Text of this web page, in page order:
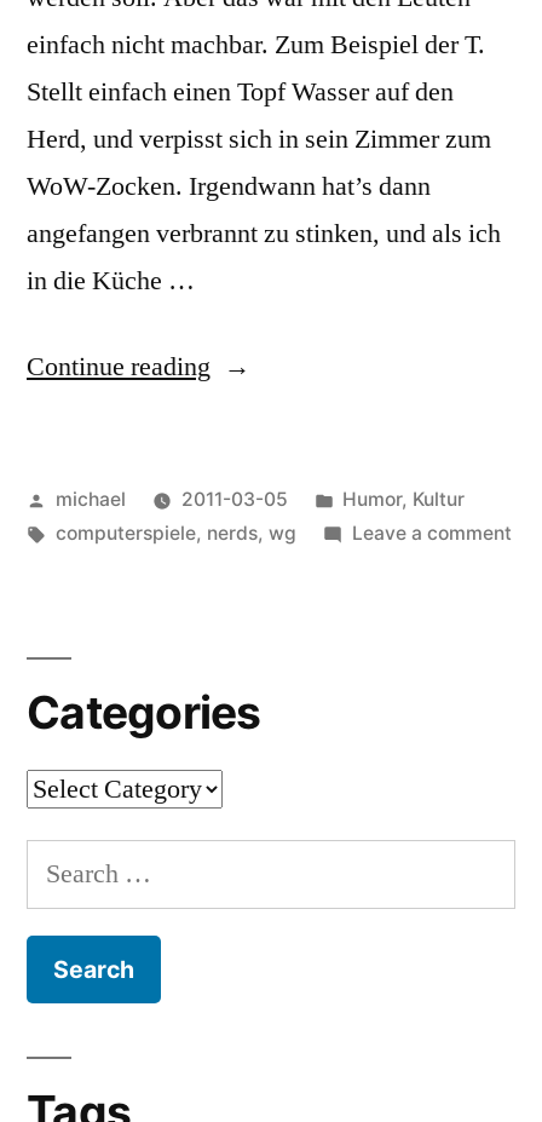
einfach nicht machbar. Zum Beispiel der T.
Stellt einfach einen Topf Wasser auf den
Herd, und verpisst sich in sein Zimmer zum
WoW-Zocken. Irgendwann hat’s dann
angefangen verbrannt zu stinken, und als ich
in die Küche …
Continue reading Pro
Nerd-
WGs
Posted
by
michael 2011-03-05
Posted
in
Humor, Kultur
Tags:
computerspiele, nerds, wg Leave a commenton
Categories
Categories
Search
for: